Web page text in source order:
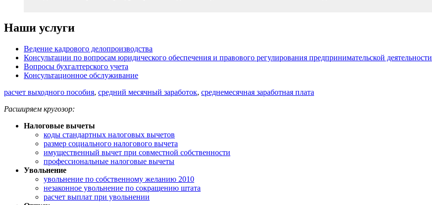
Наши услуги
Ведение кадрового делопроизводства
Консультации по вопросам юридического обеспечения и правового регулирования предпринимательской деятельности
Вопросы бухгалтерского учета
Консультационное обслуживание
расчет выходного пособия, средний месячный заработок, среднемесячная заработная плата
Расширяем кругозор:
Налоговые вычеты
коды стандартных налоговых вычетов
размер социального налогового вычета
имущественный вычет при совместной собственности
профессиональные налоговые вычеты
Увольнение
увольнение по собственному желанию 2010
незаконное увольнение по сокращению штата
расчет выплат при увольнении